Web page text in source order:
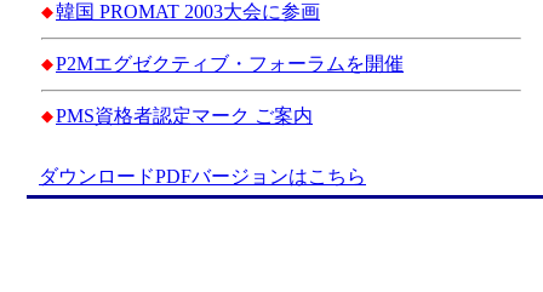
◆韓国 PROMAT 2003大会に参画
◆P2Mエグゼクティブ・フォーラムを開催
◆PMS資格者認定マーク ご案内
ダウンロードPDFバージョンはこちら